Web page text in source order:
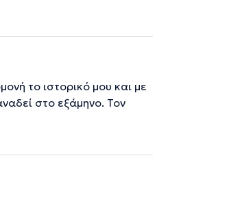
το ιστορικό μου και με
στο εξάμηνο. Τον